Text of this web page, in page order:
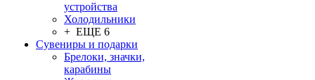
устройства
Холодильники
+ ЕЩЕ 6
Сувениры и подарки
Брелоки, значки,
карабины